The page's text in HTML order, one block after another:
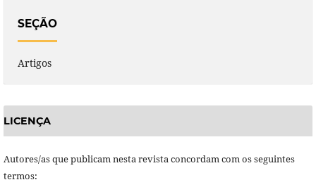
SEÇÃO
Artigos
LICENÇA
Autores/as que publicam nesta revista concordam com os seguintes
termos: